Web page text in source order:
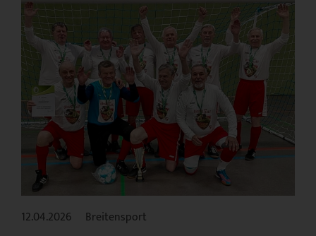
12.04.2026 Breitensport